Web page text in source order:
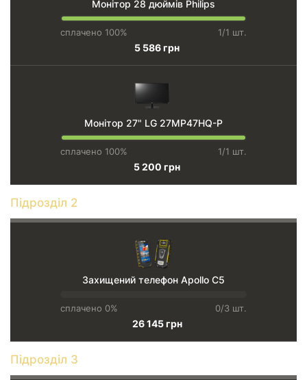
Монітор 28 дюймів Philips
сплачено 100% 1/1 шт.
5 586 грн
Монітор 27" LG 27MP47HQ-P
сплачено 100% 1/1 шт.
5 200 грн
Підрозділ 2
Захищений телефон Apollo C5
сплачено 0% 0/3 шт.
26 145 грн
Підрозділ 3